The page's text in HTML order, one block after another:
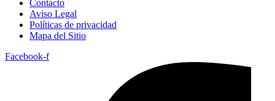
Contacto
Aviso Legal
Políticas de privacidad
Mapa del Sitio
Facebook-f